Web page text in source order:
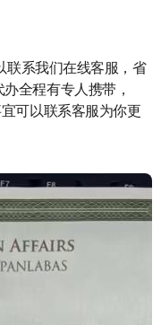
系我们在线客服，省
全程有专人携带，
可以联系客服为你更